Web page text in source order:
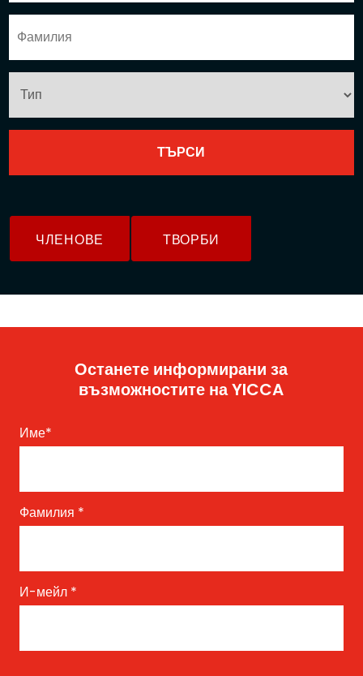
ЧЛЕНОВЕ ТВОРБИ
Останете информирани за
възможностите на YICCA
Име*
Фамилия *
И-мейл *